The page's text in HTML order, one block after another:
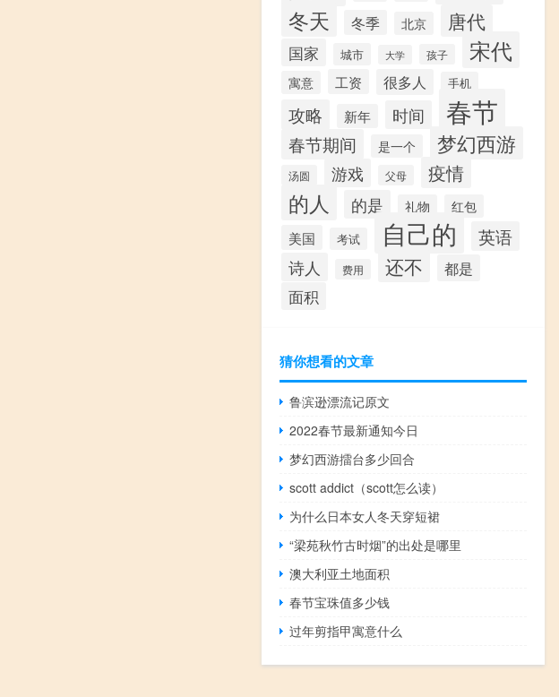
冬天 冬季 北京 唐代
国家 城市 大学 孩子 宋代
寓意 工资 很多人 手机
攻略 新年 时间 春节
春节期间 是一个 梦幻西游
汤圆 游戏 父母 疫情
的人 的是 礼物 红包
美国 考试 自己的 英语
诗人 费用 还不 都是
面积
猜你想看的文章
鲁滨逊漂流记原文
2022春节最新通知今日
梦幻西游擂台多少回合
scott addict（scott怎么读）
为什么日本女人冬天穿短裙
“梁苑秋竹古时烟”的出处是哪里
澳大利亚土地面积
春节宝珠值多少钱
过年剪指甲寓意什么